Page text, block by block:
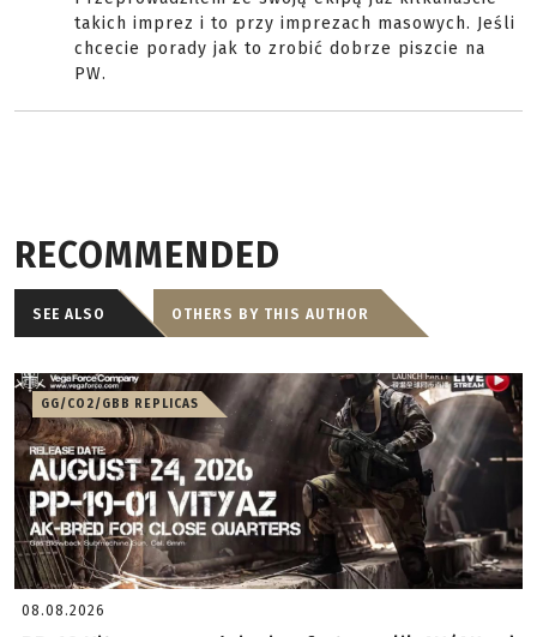
takich imprez i to przy imprezach masowych. Jeśli
chcecie porady jak to zrobić dobrze piszcie na
PW.
RECOMMENDED
SEE ALSO OTHERS BY THIS AUTHOR
GG/CO2/GBB REPLICAS
08.08.2026